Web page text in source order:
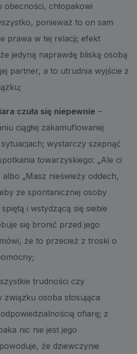
obecności, chłopakowi
ponieważ to on sam
prawa w tej relacji; efekt
jedyną naprawdę bliską osobą
partner, a to utrudnia wyjście z
czuła się niepewnie –
ciągłej zakamuflowanej
wystarczy szepnąć
towarzyskiego: „Ale ci
albo „Masz nieświeży oddech,
ze spontanicznej osoby
i wstydzącą się siebie
się bronić przed jego
że to przecież z troski o
trudności czy
związku osoba stosująca
ofiarę; z
nic nie jest jego
że dziewczynie